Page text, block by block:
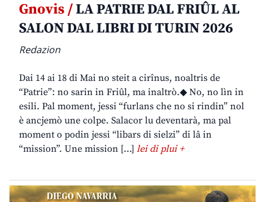
Gnovis /LA PATRIE DAL FRIÛL AL
SALON DAL LIBRI DI TURIN 2026
Redazion
Dai 14 ai 18 di Mai no steit a cirînus, noaltris de
“Patrie”: no sarin in Friûl, ma inaltrò.◆ No, no lìn in
esili. Pal moment, jessi “furlans che no si rindin” nol
è ancjemò une colpe. Salacor lu deventarà, ma pal
moment o podin jessi “libars di sielzi” di lâ in
“mission”. Une mission […] lei di plui +